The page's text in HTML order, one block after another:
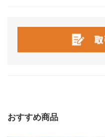
おすすめ商品